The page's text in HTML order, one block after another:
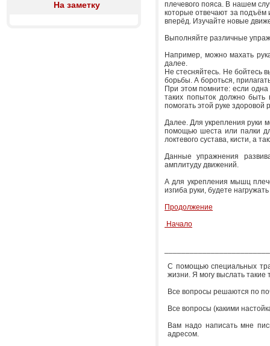
На заметку
плечевого пояса. В нашем
которые отвечают за подъём
вперёд. Изучайте новые
Выполняйте различные
Например, можно махать
далее.
Не стесняйтесь. Не бойтесь
борьбы. А бороться,
При этом помните: если
таких попыток должно
помогать этой руке здоровой
Далее. Для укрепления руки
помощью шеста или палки
локтевого сустава, кисти, а
Данные упражнения
амплитуду движений.
А для укрепления мышц
изгиба руки, будете
Продолжение
Начало
С помощью специальных
жизни. Я могу выслать такие
Все вопросы решаются по
Все вопросы (какими
Вам надо написать мне
адресом.